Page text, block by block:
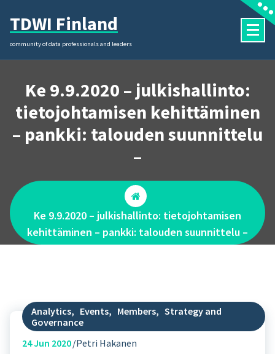
content
TDWI Finland
community of data professionals and leaders
Ke 9.9.2020 – julkishallinto:
tietojohtamisen kehittäminen
– pankki: talouden suunnittelu
–
Ke 9.9.2020 – julkishallinto: tietojohtamisen
kehittäminen – pankki: talouden suunnittelu –
Analytics, Events, Members, Strategy and
Governance
24Jun 2020 Petri Hakanen